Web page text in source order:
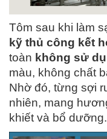
Tôm sau khi làm
kỹ thủ công kết
toàn không sử
màu, không chất
Nhờ đó, từng sợi
nhiên, mang
khiết và bổ dưỡng.